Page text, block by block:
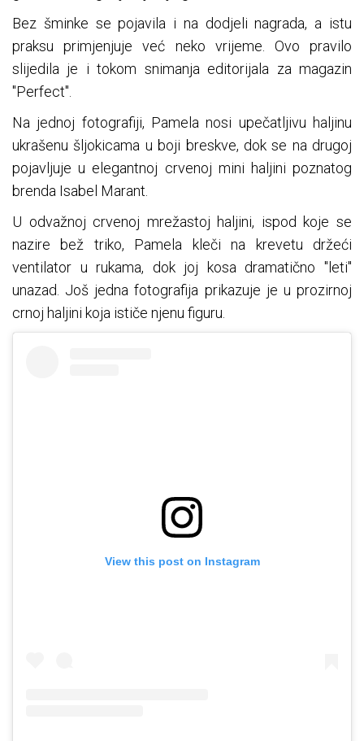
Bez šminke se pojavila i na dodjeli nagrada, a istu
praksu primjenjuje već neko vrijeme. Ovo pravilo
slijedila je i tokom snimanja editorijala za magazin
"Perfect".
Na jednoj fotografiji, Pamela nosi upečatljivu haljinu
ukrašenu šljokicama u boji breskve, dok se na drugoj
pojavljuje u elegantnoj crvenoj mini haljini poznatog
brenda Isabel Marant.
U odvažnoj crvenoj mrežastoj haljini, ispod koje se
nazire bež triko, Pamela kleči na krevetu držeći
ventilator u rukama, dok joj kosa dramatično "leti"
unazad. Još jedna fotografija prikazuje je u prozirnoj
crnoj haljini koja ističe njenu figuru.
View this post on Instagram